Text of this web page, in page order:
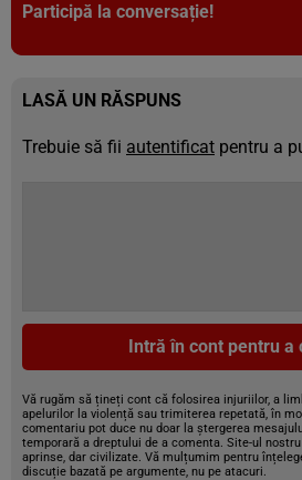
Participă la conversație!
LASĂ UN RĂSPUNS
Trebuie să fii autentificat pentru a
Intră în cont pentru a
Vă rugăm să țineți cont că folosirea injuriilor, a
apelurilor la violență sau trimiterea repetată, în
comentariu pot duce nu doar la ștergerea
temporară a dreptului de a comenta. Site-ul
aprinse, dar civilizate. Vă mulțumim pentru
discuție bazată pe argumente, nu pe atacuri.